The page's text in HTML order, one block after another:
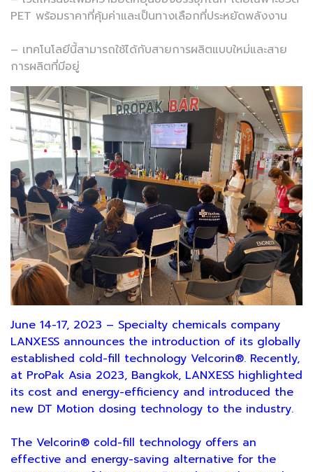
PET พร้อมราคาที่คุ้มค่าและเป็นทางเลือกที่ประหยัดพลังงาน
– เทคโนโลยีนี้สามารถใช้ได้กับสายการผลิตแบบใหม่และสาย
การผลิตที่มีอยู่
June 14-17, 2023 – Specialty chemicals company
LANXESS announces the introduction of its globally
established cold-fill technology Velcorin®. Recently,
at ProPak Asia 2023, Bangkok, LANXESS highlighted
its cost and energy-efficiency and introduced the
new DT Motion dosing technology to the industry.
The Velcorin® cold-fill technology offers an
effective and energy-saving alternative for the